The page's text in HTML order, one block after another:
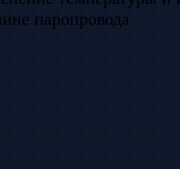
паропровода